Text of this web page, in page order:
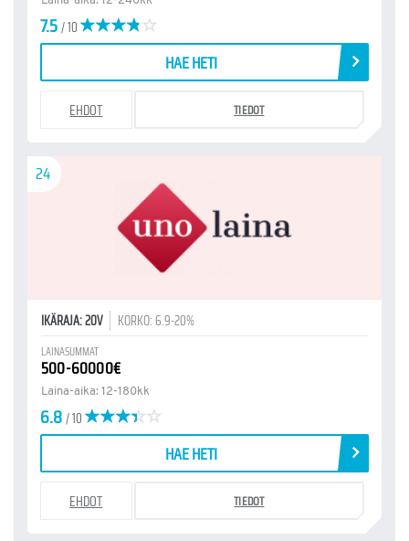
7.5/ 10
HAE HETI
EHDOT TIEDOT
24
IKÄRAJA: 20V KORKO: 6.9-20%
LAINASUMMAT
500-60000€
Laina-aika: 12-180kk
6.8/ 10
HAE HETI
EHDOT TIEDOT